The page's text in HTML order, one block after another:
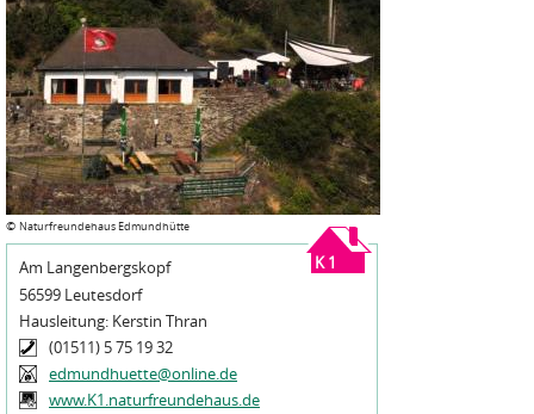
© Naturfreundehaus Edmundhütte
K 1
Am Langenbergskopf
56599 Leutesdorf
Hausleitung: Kerstin Thran
(01511) 5 75 19 32
edmundhuette@online.de
www.K1.naturfreundehaus.de